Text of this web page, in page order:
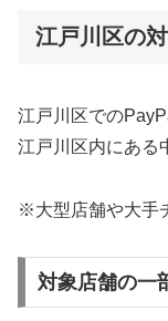
江戸川区の
江戸川区での
江戸川区内にある
※大型店舗や大手
対象店舗の一